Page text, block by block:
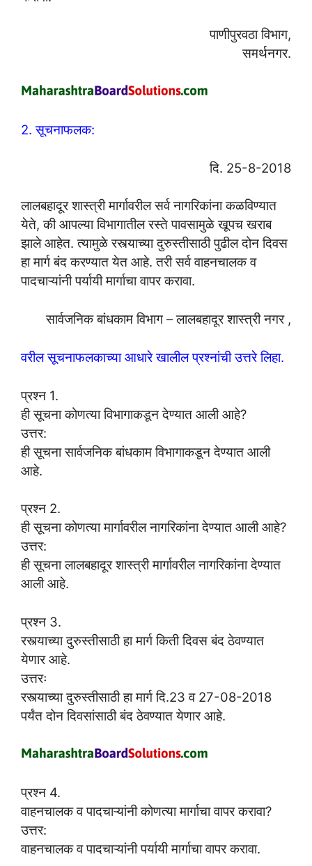
पाणीपुरवठा विभाग,
समर्थनगर.
2. सूचनाफलक:
दि. 25-8-2018
लालबहादूर शास्त्री मार्गावरील सर्व नागरिकांना कळविण्यात
येते, की आपल्या विभागातील रस्ते पावसामुळे खूपच खराब
झाले आहेत. त्यामुळे रस्त्याच्या दुरुस्तीसाठी पुढील दोन दिवस
हा मार्ग बंद करण्यात येत आहे. तरी सर्व वाहनचालक व
पादचाऱ्यांनी पर्यायी मार्गाचा वापर करावा.
सार्वजनिक बांधकाम विभाग – लालबहादूर शास्त्री नगर ,
वरील सूचनाफलकाच्या आधारे खालील प्रश्नांची उत्तरे लिहा.
प्रश्न 1.
ही सूचना कोणत्या विभागाकडून देण्यात आली आहे?
उत्तर:
ही सूचना सार्वजनिक बांधकाम विभागाकडून देण्यात आली
आहे.
प्रश्न 2.
ही सूचना कोणत्या मार्गावरील नागरिकांना देण्यात आली आहे?
उत्तर:
ही सूचना लालबहादूर शास्त्री मार्गावरील नागरिकांना देण्यात
आली आहे.
प्रश्न 3.
रस्त्याच्या दुरुस्तीसाठी हा मार्ग किती दिवस बंद ठेवण्यात
येणार आहे.
उत्तरः
रस्त्याच्या दुरुस्तीसाठी हा मार्ग दि.23 व 27-08-2018
पर्यंत दोन दिवसांसाठी बंद ठेवण्यात येणार आहे.
प्रश्न 4.
वाहनचालक व पादचाऱ्यांनी कोणत्या मार्गाचा वापर करावा?
उत्तर:
वाहनचालक व पादचाऱ्यांनी पर्यायी मार्गाचा वापर करावा.